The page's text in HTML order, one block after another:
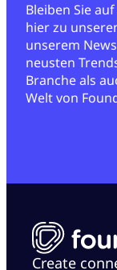
Bleiben Sie
hier zu
unserem
neusten
Branche als
Welt von
Create